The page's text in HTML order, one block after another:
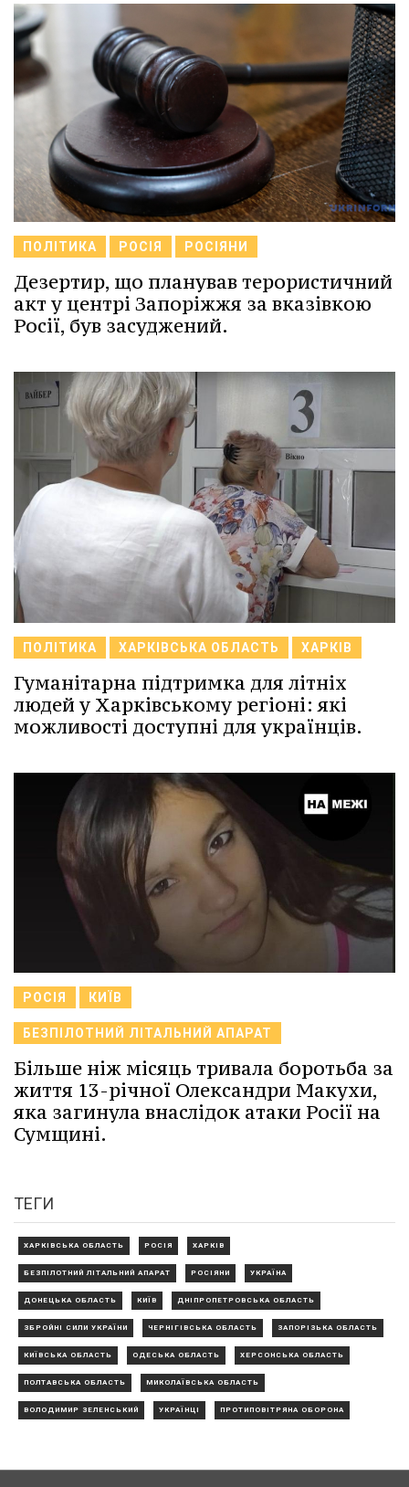
ПОЛІТИКА РОСІЯ РОСІЯНИ
Дезертир, що планував терористичний
акт у центрі Запоріжжя за вказівкою
Росії, був засуджений.
ПОЛІТИКА ХАРКІВСЬКА ОБЛАСТЬ ХАРКІВ
Гуманітарна підтримка для літніх
людей у Харківському регіоні: які
можливості доступні для українців.
РОСІЯ КИЇВ
БЕЗПІЛОТНИЙ ЛІТАЛЬНИЙ АПАРАТ
Більше ніж місяць тривала боротьба за
життя 13-річної Олександри Макухи,
яка загинула внаслідок атаки Росії на
Сумщині.
ТЕГИ
ХАРКІВСЬКА ОБЛАСТЬ РОСІЯ ХАРКІВ
БЕЗПІЛОТНИЙ ЛІТАЛЬНИЙ АПАРАТ РОСІЯНИ УКРАЇНА
ДОНЕЦЬКА ОБЛАСТЬ КИЇВ ДНІПРОПЕТРОВСЬКА ОБЛАСТЬ
ЗБРОЙНІ СИЛИ УКРАЇНИ ЧЕРНІГІВСЬКА ОБЛАСТЬ ЗАПОРІЗЬКА ОБЛАСТЬ
КИЇВСЬКА ОБЛАСТЬ ОДЕСЬКА ОБЛАСТЬ ХЕРСОНСЬКА ОБЛАСТЬ
ПОЛТАВСЬКА ОБЛАСТЬ МИКОЛАЇВСЬКА ОБЛАСТЬ
ВОЛОДИМИР ЗЕЛЕНСЬКИЙ УКРАЇНЦІ ПРОТИПОВІТРЯНА ОБОРОНА